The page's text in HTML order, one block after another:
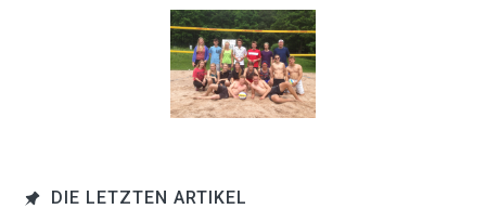
DIE LETZTEN ARTIKEL